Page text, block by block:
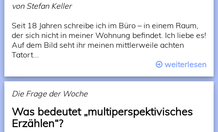
von Stefan Keller
Seit 18 Jahren schreibe ich im Büro – in einem Raum,
der sich nicht in meiner Wohnung befindet. Ich liebe es!
Auf dem Bild seht ihr meinen mittlerweile achten
Tatort...
weiterlesen
Die Frage der Woche
Was bedeutet „multiperspektivisches
Erzählen“?